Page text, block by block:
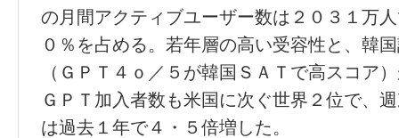
の月間アクティブユーザー数は２０３１万
０％を占める。若年層の高い受容性と、韓
（ＧＰＴ４ｏ／５が韓国ＳＡＴで高スコア
ＧＰＴ加入者数も米国に次ぐ世界２位で、
は過去１年で４・５倍増した。